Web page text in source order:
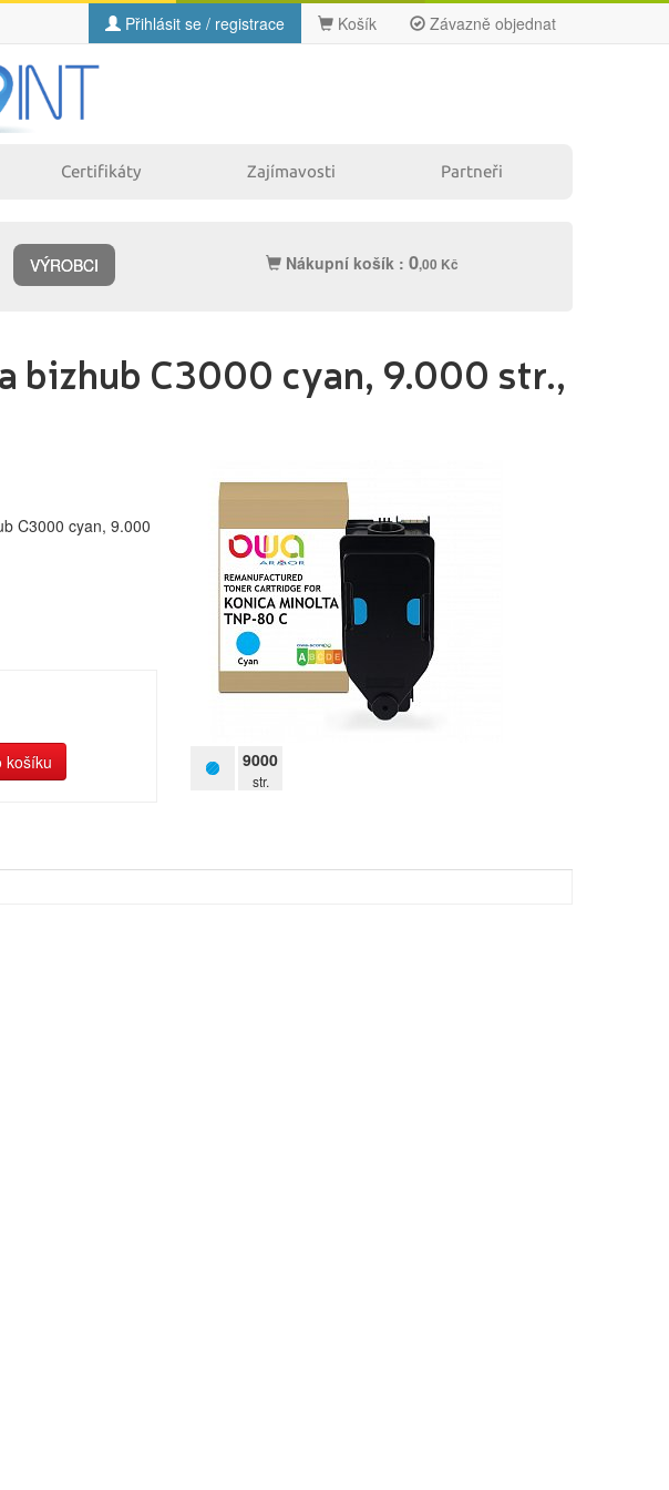
Přihlásit se / registrace Košík Závazně objednat
Certifikáty Zajímavosti Partneři
VÝROBCI Nákupní košík : 0,00 Kč
Label tape
Papíry a fólie
Filamenty
Pásky
Textilní stuhy
Ostatní
bizhub C3000 cyan, 9.000 str.,
C3000 cyan, 9.000
9000
str.